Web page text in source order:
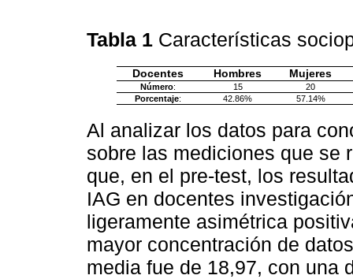
Tabla 1 Características
Docentes Hombres Mujeres
Número: 15
20
Porcentaje: 42.86% 57.14%
Al analizar los datos para
sobre las mediciones que se
que, en el pre-test, los
IAG en docentes
ligeramente asimétrica
mayor concentración de
media fue de 18,97, con una